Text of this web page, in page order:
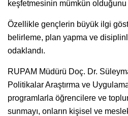
keşfetmesinin mümkün olduğunu
Özellikle gençlerin büyük ilgi
belirleme, plan yapma ve
odaklandı.
RUPAM Müdürü Doç. Dr.
Politikalar Araştırma ve
programlarla öğrencilere ve
sunmayı, onların kişisel ve